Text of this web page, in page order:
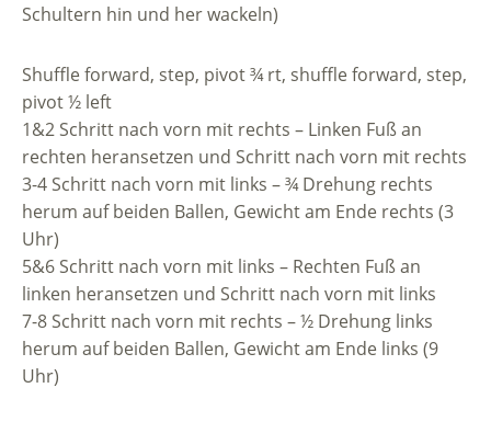
Schultern hin und her wackeln)
Shuffle forward, step, pivot ¾ rt, shuffle forward, step,
pivot ½ left
1&2 Schritt nach vorn mit rechts – Linken Fuß an
rechten heransetzen und Schritt nach vorn mit rechts
3-4 Schritt nach vorn mit links – ¾ Drehung rechts
herum auf beiden Ballen, Gewicht am Ende rechts (3
Uhr)
5&6 Schritt nach vorn mit links – Rechten Fuß an
linken heransetzen und Schritt nach vorn mit links
7-8 Schritt nach vorn mit rechts – ½ Drehung links
herum auf beiden Ballen, Gewicht am Ende links (9
Uhr)